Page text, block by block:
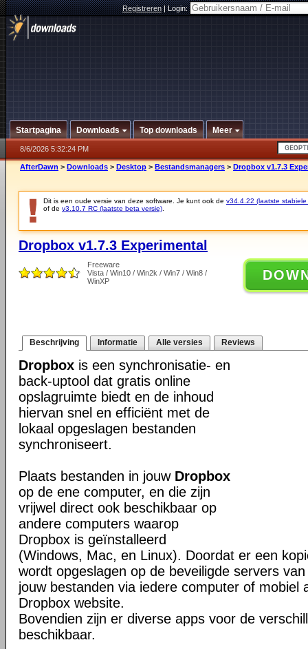
Registreren|Login:
Startpagina Downloads Top downloads Meer
8/6/2026 5:32:24 PM
AfterDawn > Downloads > Desktop > Bestandsmanagers > Dropbox v1.7.3
Dit is een oude versie van deze software. Je kunt ook de v34.4.22 (laatste stabiele
of de v3.10.7 RC (laatste beta versie)
Dropbox v1.7.3 Experimental
Freeware
Vista / Win10 / Win2k / Win7 / Win8 /
WinXP
Beschrijving Informatie Alle versies Reviews
Dropbox is een synchronisatie- en
back-uptool dat gratis online
opslagruimte biedt en de inhoud
hiervan snel en efficiënt met de
lokaal opgeslagen bestanden
synchroniseert.
Plaats bestanden in jouw Dropbox
op de ene computer, en die zijn
vrijwel direct ook beschikbaar op
andere computers waarop
Dropbox is geïnstalleerd
(Windows, Mac, en Linux). Doordat er een
wordt opgeslagen op de beveiligde servers
jouw bestanden via iedere computer of mobiel
Dropbox website.
Bovendien zijn er diverse apps voor de
beschikbaar.